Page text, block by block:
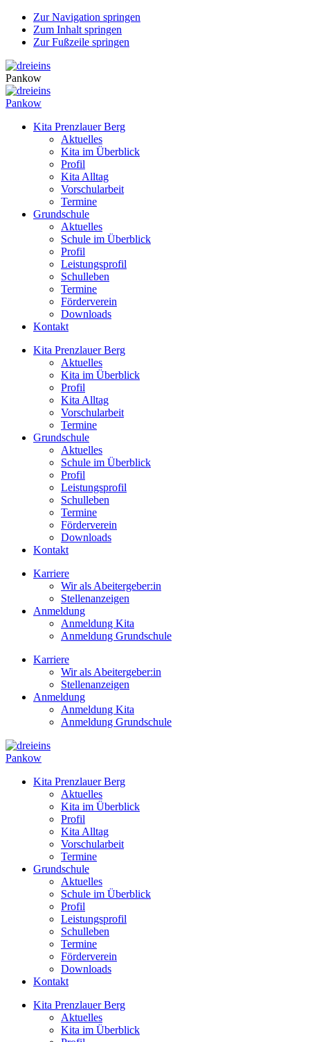
Zur Navigation springen
Zum Inhalt springen
Zur Fußzeile springen
Pankow
Pankow
Kita Prenzlauer Berg
Aktuelles
Kita im Überblick
Profil
Kita Alltag
Vorschularbeit
Termine
Grundschule
Aktuelles
Schule im Überblick
Profil
Leistungsprofil
Schulleben
Termine
Förderverein
Downloads
Kontakt
Kita Prenzlauer Berg
Aktuelles
Kita im Überblick
Profil
Kita Alltag
Vorschularbeit
Termine
Grundschule
Aktuelles
Schule im Überblick
Profil
Leistungsprofil
Schulleben
Termine
Förderverein
Downloads
Kontakt
Karriere
Wir als Abeitergeber:in
Stellenanzeigen
Anmeldung
Anmeldung Kita
Anmeldung Grundschule
Karriere
Wir als Abeitergeber:in
Stellenanzeigen
Anmeldung
Anmeldung Kita
Anmeldung Grundschule
Pankow
Kita Prenzlauer Berg
Aktuelles
Kita im Überblick
Profil
Kita Alltag
Vorschularbeit
Termine
Grundschule
Aktuelles
Schule im Überblick
Profil
Leistungsprofil
Schulleben
Termine
Förderverein
Downloads
Kontakt
Kita Prenzlauer Berg
Aktuelles
Kita im Überblick